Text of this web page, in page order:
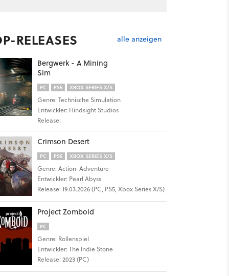
RELEASES alle anzeigen
Bergwerk - A Mining
Sim
PC PS5 XBOX SERIES X/S
Genre: Technische Simulation
Entwickler: Hindsight Studios
Release:
Crimson Desert
PC PS5 XBOX SERIES X/S
Genre: Action-Adventure
Entwickler: Pearl Abyss
Release: 19.03.2026 (PC, PS5, Xbox Series X/S)
Project Zomboid
PC
Genre: Rollenspiel
Entwickler: The Indie Stone
Release: 2023 (PC)